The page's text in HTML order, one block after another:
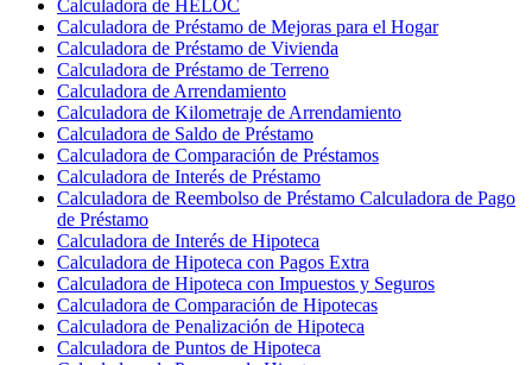
Calculadora de HELOC
Calculadora de Préstamo de Mejoras para el Hogar
Calculadora de Préstamo de Vivienda
Calculadora de Préstamo de Terreno
Calculadora de Arrendamiento
Calculadora de Kilometraje de Arrendamiento
Calculadora de Saldo de Préstamo
Calculadora de Comparación de Préstamos
Calculadora de Interés de Préstamo
Calculadora de Reembolso de Préstamo Calculadora de Pago
de Préstamo
Calculadora de Interés de Hipoteca
Calculadora de Hipoteca con Pagos Extra
Calculadora de Hipoteca con Impuestos y Seguros
Calculadora de Comparación de Hipotecas
Calculadora de Penalización de Hipoteca
Calculadora de Puntos de Hipoteca